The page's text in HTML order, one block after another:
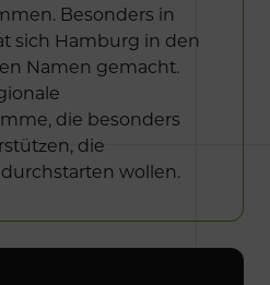
Besonders in
sich Hamburg in den
Namen gemacht.
die besonders
die
wollen.